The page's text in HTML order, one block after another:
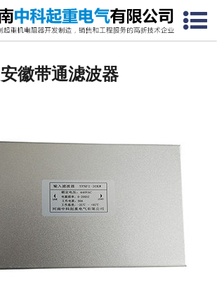
网站首页
安徽联动控制台
安徽电气控制系统
安徽频敏变阻器
安徽带通滤波器